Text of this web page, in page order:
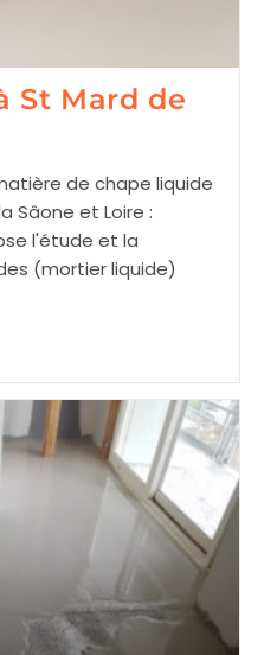
St Mard de
de chape liquide
Sâone et Loire :
l'étude et la
(mortier liquide)